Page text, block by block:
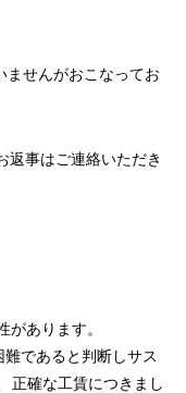
ませんがおこなってお
返事はご連絡いただき
あります。
であると判断しサス
正確な工賃につきまし